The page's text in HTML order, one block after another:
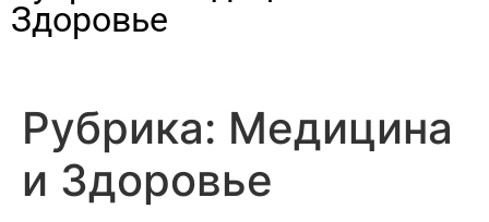
Здоровье
Рубрика: Медицина
и Здоровье